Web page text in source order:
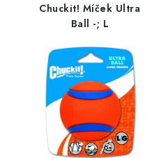
Chuckit! Míček Ultra
Ball -; L